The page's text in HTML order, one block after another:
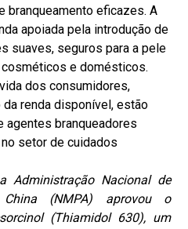
branqueamento eficazes. A
apoiada pela introdução de
suaves, seguros para a pele
e domésticos.
dos consumidores,
renda disponível, estão
agentes branqueadores
setor de cuidados
Administração Nacional de
(NMPA) aprovou o
(Thiamidol 630), um